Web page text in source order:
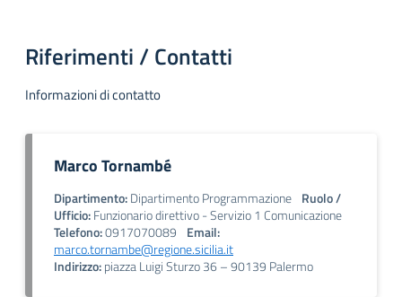
Riferimenti / Contatti
Informazioni di contatto
Marco Tornambé
Dipartimento:Dipartimento Programmazione Ruolo /
Ufficio:Funzionario direttivo - Servizio 1 Comunicazione
Telefono:0917070089 Email:
marco.tornambe@regione.sicilia.it
Indirizzo:piazza Luigi Sturzo 36 – 90139 Palermo